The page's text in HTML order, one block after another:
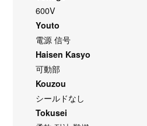
600V
Youto
電源 信号
Haisen Kasyo
可動部
Kouzou
シールドなし
Tokusei